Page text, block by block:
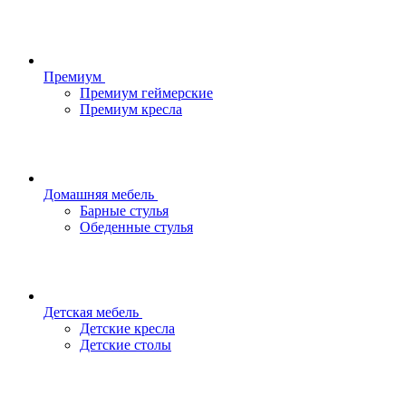
Премиум
Премиум геймерские
Премиум кресла
Домашняя мебель
Барные стулья
Обеденные стулья
Детская мебель
Детские кресла
Детские столы